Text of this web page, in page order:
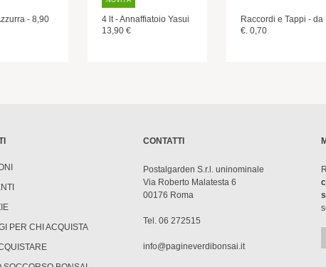
- 8,90
4 lt - Annaffiatoio Yasui
13,90 €
Raccordi e Tappi - da
€. 0,70
PER CHI ACQUISTA
CONTATTI
Postalgarden S.r.l. uninominale
Via Roberto Malatesta 6
00176 Roma
Tel. 06 272515
info@pagineverdibonsai.it